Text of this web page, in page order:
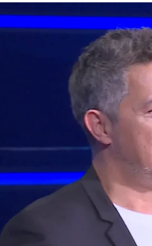
junio de 2025, 17:59
de 2025, 17:57